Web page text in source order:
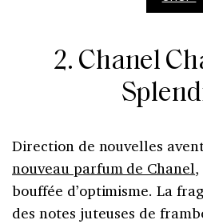
2. Chanel
Direction de nouvelles
nouveau parfum de Chanel,
bouffée d’optimisme. La
des notes juteuses de